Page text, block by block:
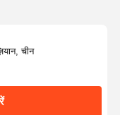
चीन